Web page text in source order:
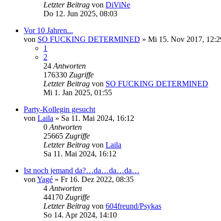
Letzter Beitrag von DiViNe
Do 12. Jun 2025, 08:03
Vor 10 Jahren...
von SO FUCKING DETERMINED » Mi 15. Nov 2017,
1
2
24 Antworten
176330 Zugriffe
Letzter Beitrag von SO FUCKING DETERMINED
Mi 1. Jan 2025, 01:55
Party-Kollegin gesucht
von Laila » Sa 11. Mai 2024, 16:12
0 Antworten
25665 Zugriffe
Letzter Beitrag von Laila
Sa 11. Mai 2024, 16:12
Ist noch jemand da?…da…da…da…
von Yagé » Fr 16. Dez 2022, 08:35
4 Antworten
44170 Zugriffe
Letzter Beitrag von 604freund/Psykas
So 14. Apr 2024, 14:10